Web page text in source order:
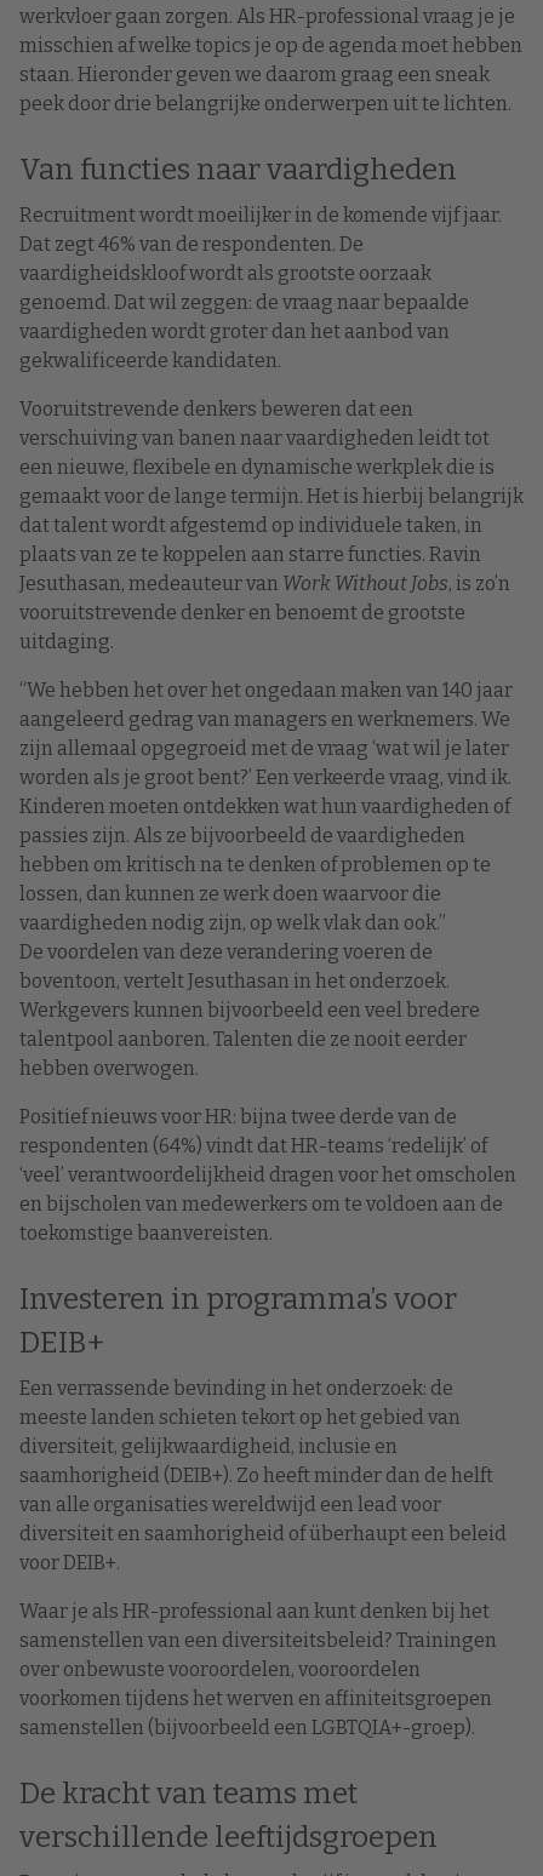
werkvloer gaan zorgen. Als HR-professional vraag je je
misschien af welke topics je op de agenda moet hebben
staan. Hieronder geven we daarom graag een sneak
peek door drie belangrijke onderwerpen uit te lichten.
Van functies naar vaardigheden
Recruitment wordt moeilijker in de komende vijf jaar.
Dat zegt 46% van de respondenten. De
vaardigheidskloof wordt als grootste oorzaak
genoemd. Dat wil zeggen: de vraag naar bepaalde
vaardigheden wordt groter dan het aanbod van
gekwalificeerde kandidaten.
Vooruitstrevende denkers beweren dat een
verschuiving van banen naar vaardigheden leidt tot
een nieuwe, flexibele en dynamische werkplek die is
gemaakt voor de lange termijn. Het is hierbij belangrijk
dat talent wordt afgestemd op individuele taken, in
plaats van ze te koppelen aan starre functies. Ravin
Jesuthasan, medeauteur van Work Without Jobs, is zo’n
vooruitstrevende denker en benoemt de grootste
uitdaging.
“We hebben het over het ongedaan maken van 140 jaar
aangeleerd gedrag van managers en werknemers. We
zijn allemaal opgegroeid met de vraag ‘wat wil je later
worden als je groot bent?’ Een verkeerde vraag, vind ik.
Kinderen moeten ontdekken wat hun vaardigheden of
passies zijn. Als ze bijvoorbeeld de vaardigheden
hebben om kritisch na te denken of problemen op te
lossen, dan kunnen ze werk doen waarvoor die
vaardigheden nodig zijn, op welk vlak dan ook.”
De voordelen van deze verandering voeren de
boventoon, vertelt Jesuthasan in het onderzoek.
Werkgevers kunnen bijvoorbeeld een veel bredere
talentpool aanboren. Talenten die ze nooit eerder
hebben overwogen.
Positief nieuws voor HR: bijna twee derde van de
respondenten (64%) vindt dat HR-teams ‘redelijk’ of
‘veel’ verantwoordelijkheid dragen voor het omscholen
en bijscholen van medewerkers om te voldoen aan de
toekomstige baanvereisten.
Investeren in programma’s voor
DEIB+
Een verrassende bevinding in het onderzoek: de
meeste landen schieten tekort op het gebied van
diversiteit, gelijkwaardigheid, inclusie en
saamhorigheid (DEIB+). Zo heeft minder dan de helft
van alle organisaties wereldwijd een lead voor
diversiteit en saamhorigheid of überhaupt een beleid
voor DEIB+.
Waar je als HR-professional aan kunt denken bij het
samenstellen van een diversiteitsbeleid? Trainingen
over onbewuste vooroordelen, vooroordelen
voorkomen tijdens het werven en affiniteitsgroepen
samenstellen (bijvoorbeeld een LGBTQIA+-groep).
De kracht van teams met
verschillende leeftijdsgroepen